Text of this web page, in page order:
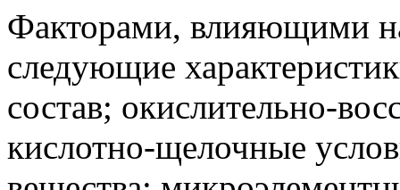
Факторами, влияющими
следующие
состав; окислительно-
кислотно-щелочные